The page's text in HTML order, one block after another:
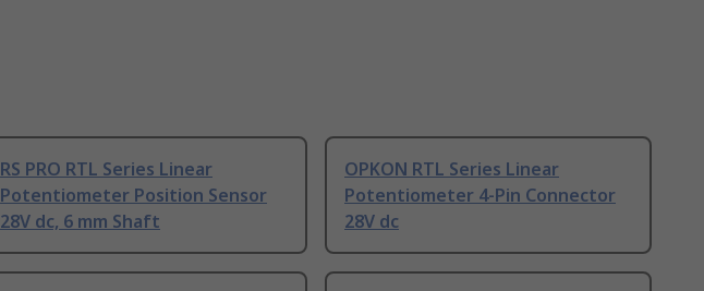
RS PRO RTL Series Linear
Potentiometer Position Sensor
28V dc, 6 mm Shaft
OPKON RTL Series Linear
Potentiometer 4-Pin Connector
28V dc